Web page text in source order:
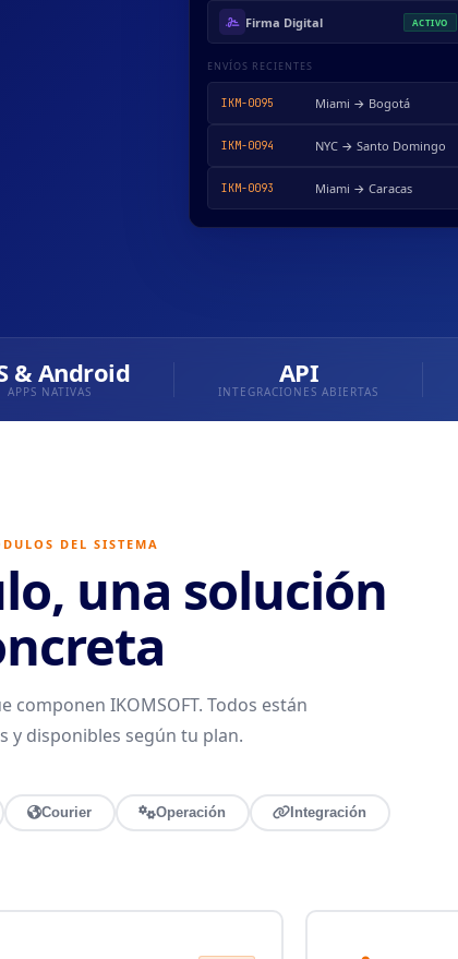
Firma Digital ACTIVO
ENVÍOS RECIENTES
IKM-0095 Miami → Bogotá
IKM-0094 NYC → Santo Domingo
IKM-0093 Miami → Caracas
& Android
APPS NATIVAS
API
INTEGRACIONES ABIERTAS
DEL SISTEMA
una solución
componen IKOMSOFT. Todos están
y disponibles según tu plan.
Courier Operación Integración